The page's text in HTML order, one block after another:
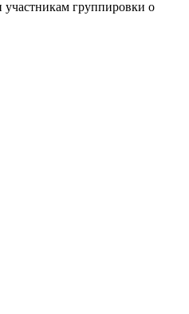
участникам группировки о